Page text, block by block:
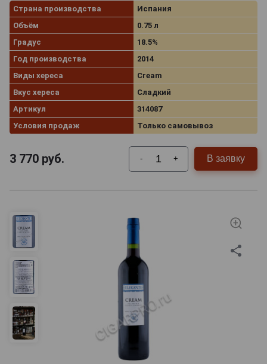
Страна производства
Испания
Объём
0.75 л
Градус
18.5%
Год производства
2014
Виды хереса
Cream
Вкус хереса
Сладкий
Артикул
314087
Условия продаж
Только самовывоз
3 770 руб. - + В заявку